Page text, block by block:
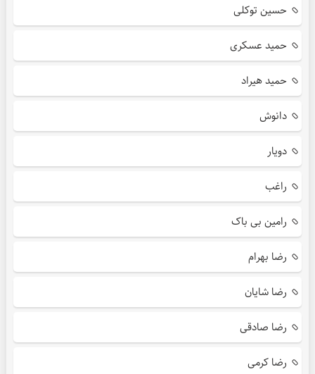
حسین توکلی
حمید عسکری
حمید هیراد
دانوش
دویار
راغب
رامین بی باک
رضا بهرام
رضا شایان
رضا صادقی
رضا کرمی